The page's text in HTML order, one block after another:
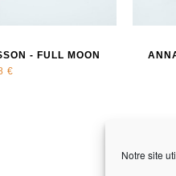
Notre site
- FULL MOON
€